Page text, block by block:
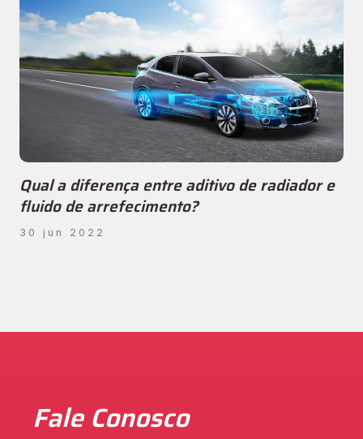
Qual a diferença entre aditivo de radiador e
fluido de arrefecimento?
30 jun 2022
Fale Conosco